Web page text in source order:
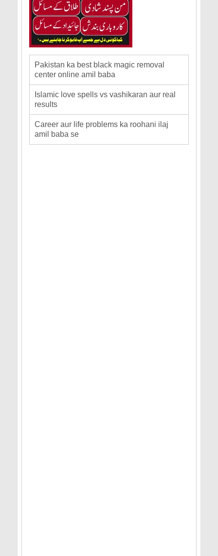
Pakistan ka best black magic removal
center online amil baba
Islamic love spells vs vashikaran aur real
results
Career aur life problems ka roohani ilaj
amil baba se